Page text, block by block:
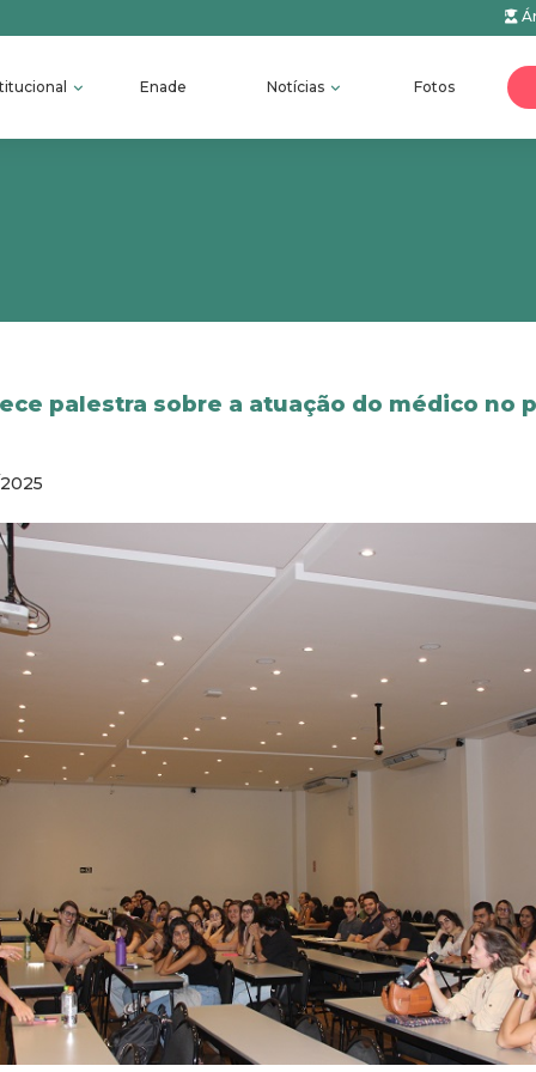
Enade Notícias Fotos
palestra sobre a atuação do médico no